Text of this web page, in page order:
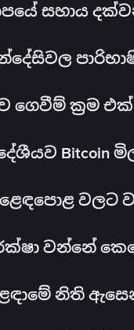
සහාය
නව ගෙවීම් ක්‍රම
දේශීයව Bitcoin
වලට
වන්නේ කෙසේ
නිති